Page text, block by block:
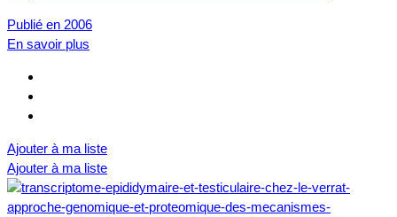
Publié en 2006
En savoir plus
Ajouter à ma liste
Ajouter à ma liste